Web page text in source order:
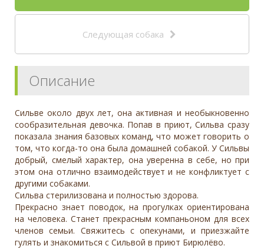
Следующая собака
Описание
Сильве около двух лет, она активная и необыкновенно
сообразительная девочка. Попав в приют, Сильва сразу
показала знания базовых команд, что может говорить о
том, что когда-то она была домашней собакой. У Сильвы
добрый, смелый характер, она уверенна в себе, но при
этом она отлично взаимодействует и не конфликтует с
другими собаками.
Сильва стерилизована и полностью здорова.
Прекрасно знает поводок, на прогулках ориентирована
на человека. Станет прекрасным компаньоном для всех
членов семьи. Свяжитесь с опекунами, и приезжайте
гулять и знакомиться с Сильвой в приют Бирюлёво.